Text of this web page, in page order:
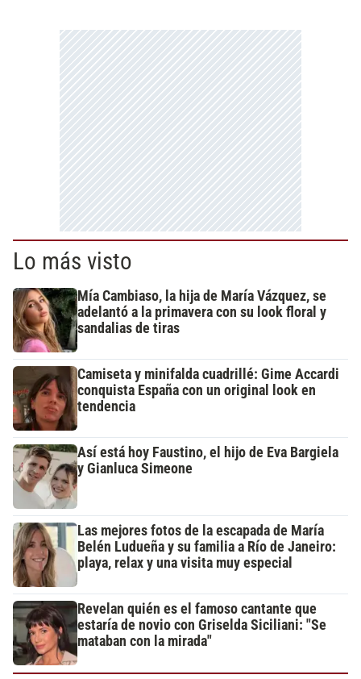
Lo más visto
Mía Cambiaso, la hija de María Vázquez, se
adelantó a la primavera con su look floral y
sandalias de tiras
Camiseta y minifalda cuadrillé: Gime Accardi
conquista España con un original look en
tendencia
Así está hoy Faustino, el hijo de Eva Bargiela
y Gianluca Simeone
Las mejores fotos de la escapada de María
Belén Ludueña y su familia a Río de Janeiro:
playa, relax y una visita muy especial
Revelan quién es el famoso cantante que
estaría de novio con Griselda Siciliani: "Se
mataban con la mirada"